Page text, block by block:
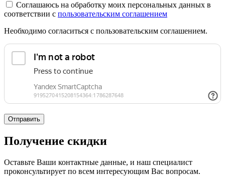
Соглашаюсь на обработку моих персональных данных в
соответствии с пользовательским соглашением
Необходимо согласиться с пользовательским соглашением.
Отправить
Получение скидки
Оставьте Ваши контактные данные, и наш специалист
проконсультирует по всем интересующим Вас вопросам.